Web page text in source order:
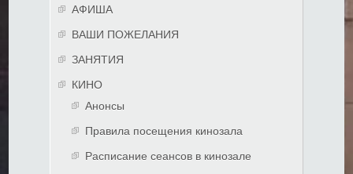
АФИША
ВАШИ ПОЖЕЛАНИЯ
ЗАНЯТИЯ
КИНО
Анонсы
Правила посещения кинозала
Расписание сеансов в кинозале